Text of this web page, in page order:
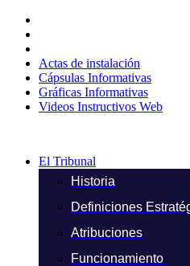
contenido
Actas de instalación
Cápsulas Informativas
Gráficas Informativas
Videos Instructivos Web
El Tribunal
Historia
Definiciones
Atribuciones
Funcionamiento